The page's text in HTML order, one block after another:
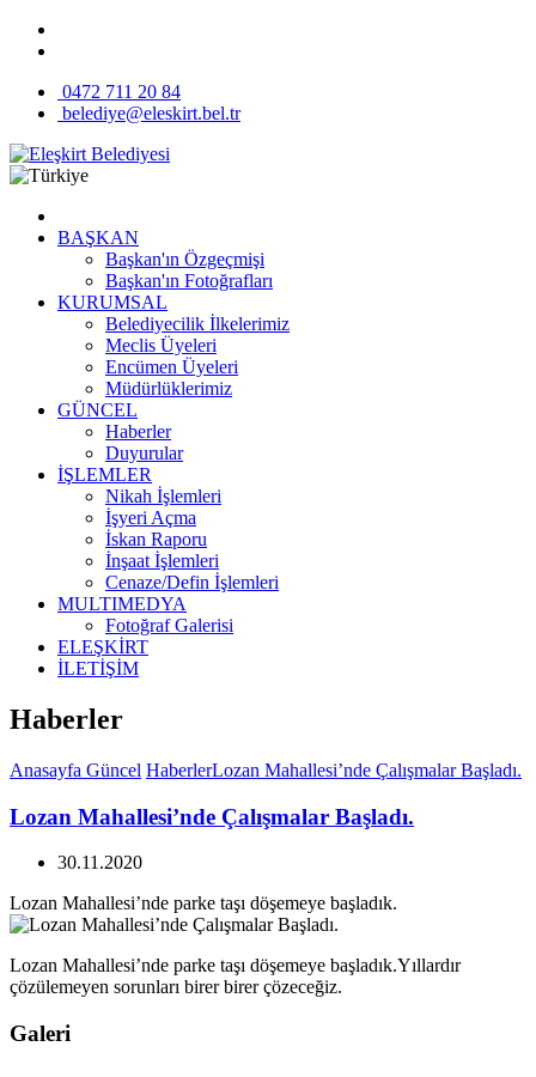
0472 711 20 84
belediye@eleskirt.bel.tr
BAŞKAN
Başkan'ın Özgeçmişi
Başkan'ın Fotoğrafları
KURUMSAL
Belediyecilik İlkelerimiz
Meclis Üyeleri
Encümen Üyeleri
Müdürlüklerimiz
GÜNCEL
Haberler
Duyurular
İŞLEMLER
Nikah İşlemleri
İşyeri Açma
İskan Raporu
İnşaat İşlemleri
Cenaze/Defin İşlemleri
MULTIMEDYA
Fotoğraf Galerisi
ELEŞKİRT
İLETİŞİM
Haberler
Anasayfa Güncel HaberlerLozan Mahallesi’nde Çalışmalar Başladı.
Lozan Mahallesi’nde Çalışmalar Başladı.
30.11.2020
Lozan Mahallesi’nde parke taşı döşemeye başladık.
Lozan Mahallesi’nde parke taşı döşemeye başladık.Yıllardır
çözülemeyen sorunları birer birer çözeceğiz.
Galeri